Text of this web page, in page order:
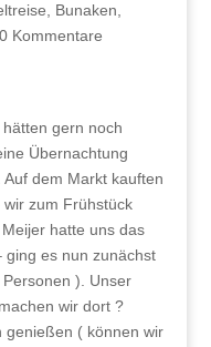
Bunaken
0 Kommentare
gern noch
Übernachtung
dem Markt kauften
zum Frühstück
hatte uns das
ging es nun zunächst
). Unser
wir dort ?
genießen ( können wir